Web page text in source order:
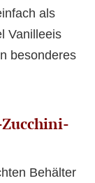
als
Vanilleeis
besonderes
Behälter